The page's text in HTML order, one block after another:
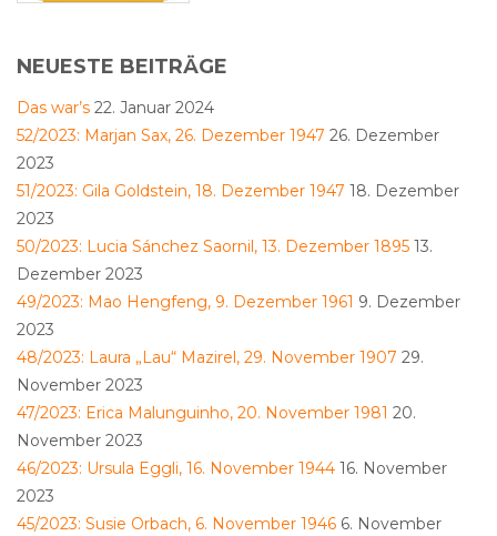
NEUESTE BEITRÄGE
Das war’s 22. Januar 2024
52/2023: Marjan Sax, 26. Dezember 1947 26. Dezember
2023
51/2023: Gila Goldstein, 18. Dezember 1947 18. Dezember
2023
50/2023: Lucia Sánchez Saornil, 13. Dezember 1895 13.
Dezember 2023
49/2023: Mao Hengfeng, 9. Dezember 1961 9. Dezember
2023
48/2023: Laura „Lau“ Mazirel, 29. November 1907 29.
November 2023
47/2023: Erica Malunguinho, 20. November 1981 20.
November 2023
46/2023: Ursula Eggli, 16. November 1944 16. November
2023
45/2023: Susie Orbach, 6. November 1946 6. November